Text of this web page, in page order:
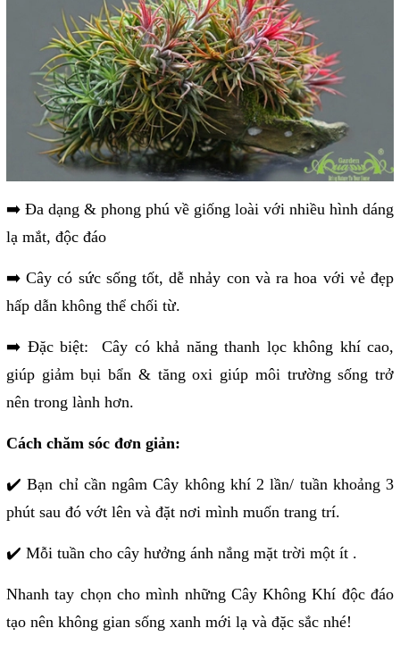
➡️ Đa dạng & phong phú về giống loài với nhiều hình dáng
lạ mắt, độc đáo
➡️ Cây có sức sống tốt, dễ nhảy con và ra hoa với vẻ đẹp
hấp dẫn không thể chối từ.
➡️ Đặc biệt: Cây có khả năng thanh lọc không khí cao,
giúp giảm bụi bẩn & tăng oxi giúp môi trường sống trở
nên trong lành hơn.
Cách chăm sóc đơn giản:
✔️ Bạn chỉ cần ngâm Cây không khí 2 lần/ tuần khoảng 3
phút sau đó vớt lên và đặt nơi mình muốn trang trí.
✔️ Mỗi tuần cho cây hưởng ánh nắng mặt trời một ít .
Nhanh tay chọn cho mình những Cây Không Khí độc đáo
tạo nên không gian sống xanh mới lạ và đặc sắc nhé!